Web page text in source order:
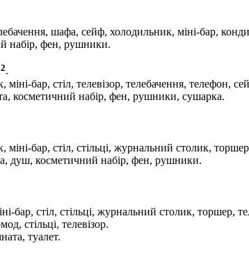
шафа, сейф, холодильник, міні-бар,
набір, фен, рушники.
2.
бар, стіл, телевізор, телебачення, телефон,
косметичний набір, фен, рушники, сушарка.
бар, стіл, стільці, журнальний столик,
душ, косметичний набір, фен, рушники.
стіл, стільці, журнальний столик, торшер,
стільці, телевізор.
туалет.